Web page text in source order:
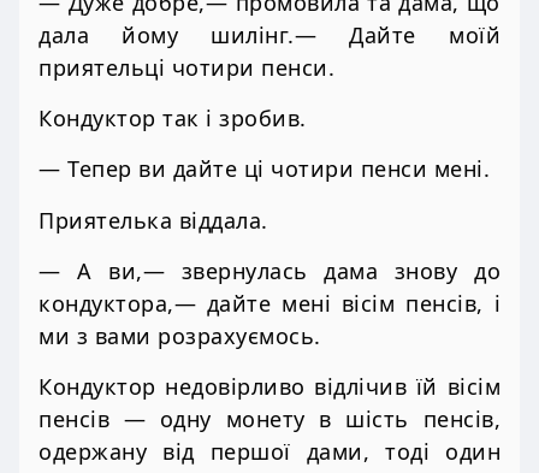
дала йому шилінг.— Дайте моїй
приятельці чотири пенси.
Кондуктор так і зробив.
— Тепер ви дайте ці чотири пенси мені.
Приятелька віддала.
— А ви,— звернулась дама знову до
кондуктора,— дайте мені вісім пенсів, і
ми з вами розрахуємось.
Кондуктор недовірливо відлічив їй вісім
пенсів — одну монету в шість пенсів,
одержану від першої дами, тоді один